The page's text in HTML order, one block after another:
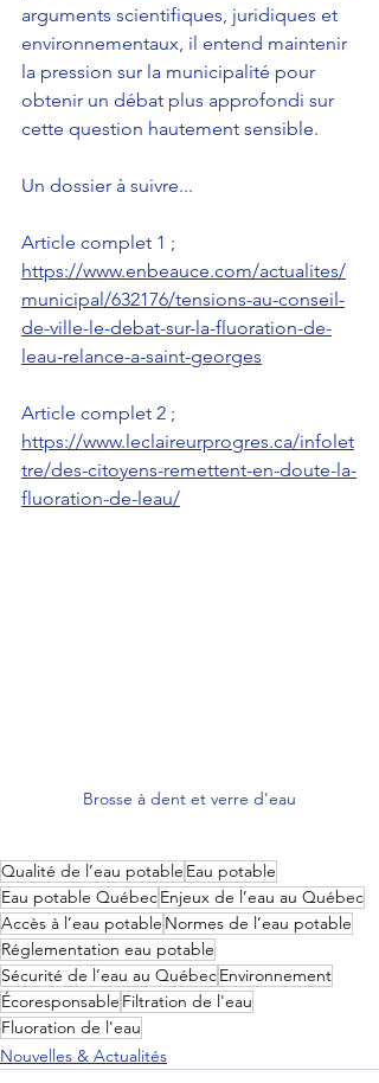
arguments scientifiques, juridiques et
environnementaux, il entend maintenir
la pression sur la municipalité pour
obtenir un débat plus approfondi sur
cette question hautement sensible.
Un dossier à suivre...
Article complet 1 ;
https://www.enbeauce.com/actualites/
municipal/632176/tensions-au-conseil-
de-ville-le-debat-sur-la-fluoration-de-
leau-relance-a-saint-georges
Article complet 2 ;
https://www.leclaireurprogres.ca/infolet
tre/des-citoyens-remettent-en-doute-la-
fluoration-de-leau/
Brosse à dent et verre d'eau
Qualité de l’eau potable Eau potable
Eau potable QuébecEnjeux de l’eau au Québec
Accès à l’eau potable Normes de l’eau potable
Réglementation eau potable
Sécurité de l’eau au QuébecEnvironnement
Écoresponsable Filtration de l'eau
Fluoration de l'eau
Nouvelles & Actualités